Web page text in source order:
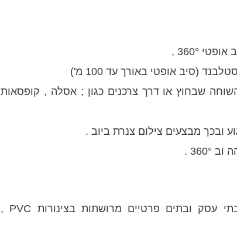
360° ,
(סיב אופטי באורך עד 100 מ')
שבחוץ או דרך צרכנים כגון ; אסלה , קופסאות
מבצעים צילום צנרת ביוב .
.
ידוע כי מערכות הביוב המשותפות בבניינים משותפים , בתי עסק ובתים פרטיים מרושתות בצינורות PVC ,